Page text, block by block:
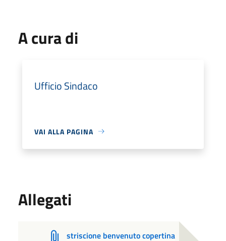
A cura di
Ufficio Sindaco
VAI ALLA PAGINA
Allegati
striscione benvenuto copertina